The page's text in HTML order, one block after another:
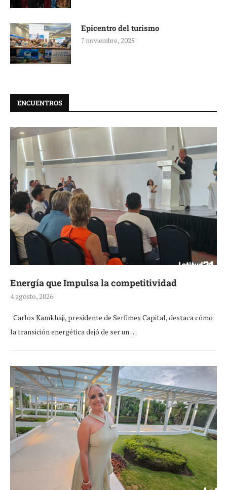
Epicentro del turismo
7 noviembre, 2025
ENCUENTROS
Energía que Impulsa la competitividad
4 agosto, 2026
Carlos Kamkhaji, presidente de Serfimex Capital, destaca cómo
la transición energética dejó de ser un …